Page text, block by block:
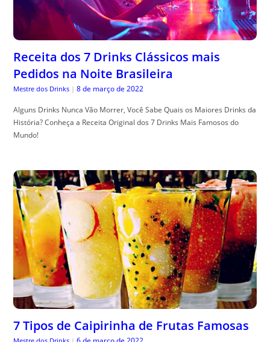
Receita dos 7 Drinks Clássicos mais
Pedidos na Noite Brasileira
Mestre dos Drinks | 8 de março de 2022
Alguns Drinks Nunca Vão Morrer, Você Sabe Quais os Maiores Drinks da
História? Conheça a Receita Original dos 7 Drinks Mais Famosos do
Mundo!
7 Tipos de Caipirinha de Frutas Famosas